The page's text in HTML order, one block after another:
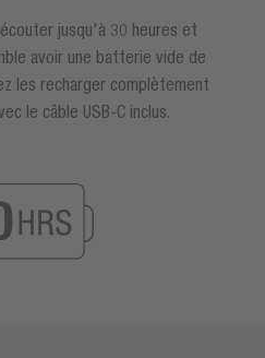
jusqu'à 30 heures et
avoir une batterie vide de
les recharger complètement
le câble USB-C inclus.